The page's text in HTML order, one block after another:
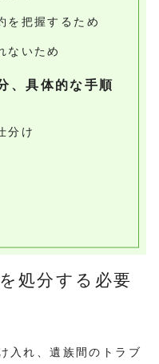
を把握するため
ないため
、具体的な手順
分け
処分する必要
入れ、遺族間のトラブ